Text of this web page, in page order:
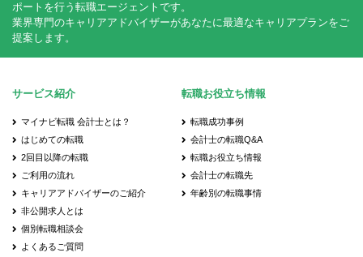
ポートを行う転職エージェントです。
業界専門のキャリアアドバイザーがあなたに最適なキャリアプランをご
提案します。
サービス紹介
マイナビ転職 会計士とは？
はじめての転職
2回目以降の転職
ご利用の流れ
キャリアアドバイザーのご紹介
非公開求人とは
個別転職相談会
よくあるご質問
転職お役立ち情報
転職成功事例
会計士の転職Q&A
転職お役立ち情報
会計士の転職先
年齢別の転職事情